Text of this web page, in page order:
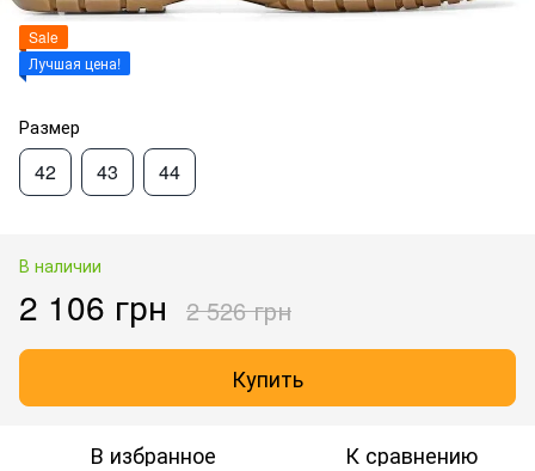
Sale
Лучшая цена!
Размер
42 43 44
В наличии
2 106 грн 2 526 грн
Купить
В избранное К сравнению